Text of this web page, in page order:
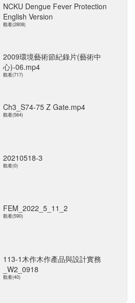
NCKU Dengue Fever Protection
English Version
觀看(2808)
2009環境藝術節紀錄片(藝術中
心)-06.mp4
觀看(717)
Ch3_S74-75 Z Gate.mp4
觀看(564)
20210518-3
觀看(0)
FEM_2022_5_11_2
觀看(590)
113-1木作木作產品與設計實務
_W2_0918
觀看(40)